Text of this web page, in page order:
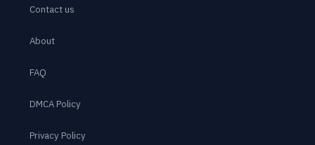
Contact us
About
FAQ
DMCA Policy
Privacy Policy